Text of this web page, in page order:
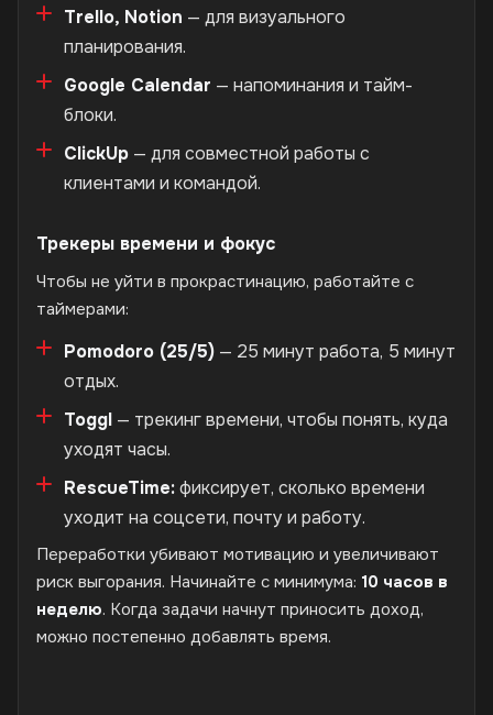
Trello, Notion — для визуального
планирования.
Google Calendar — напоминания и тайм-
блоки.
ClickUp — для совместной работы с
клиентами и командой.
Трекеры времени и фокус
Чтобы не уйти в прокрастинацию, работайте с
таймерами:
Pomodoro (25/5) — 25 минут работа, 5 минут
отдых.
Toggl — трекинг времени, чтобы понять, куда
уходят часы.
RescueTime:фиксирует, сколько времени
уходит на соцсети, почту и работу.
Переработки убивают мотивацию и увеличивают
риск выгорания. Начинайте с минимума: 10 часов в
неделю. Когда задачи начнут приносить доход,
можно постепенно добавлять время.